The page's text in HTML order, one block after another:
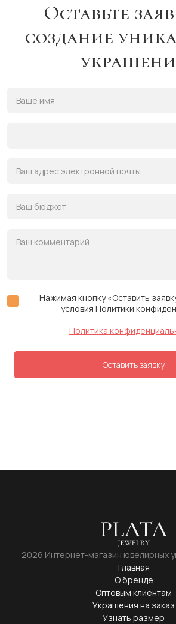
Оставьте
создание
Нажимая кнопку «Оставить
условия Политики
Политика
2026 Интернет-магазин ювелирных
Главная
О бренде
Оптовым клиентам
Украшения на заказ
Узнать размер